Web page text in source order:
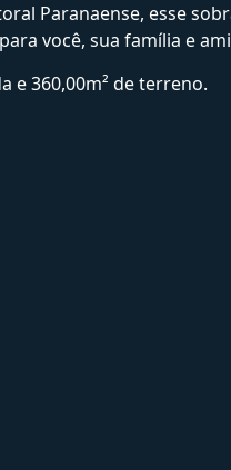
Paranaense, esse
você, sua família e
e 360,00m² de terreno.